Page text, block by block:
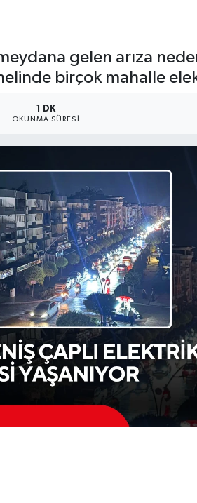
gelen arıza
birçok mahalle
1 DK
OKUNMA SÜRESI